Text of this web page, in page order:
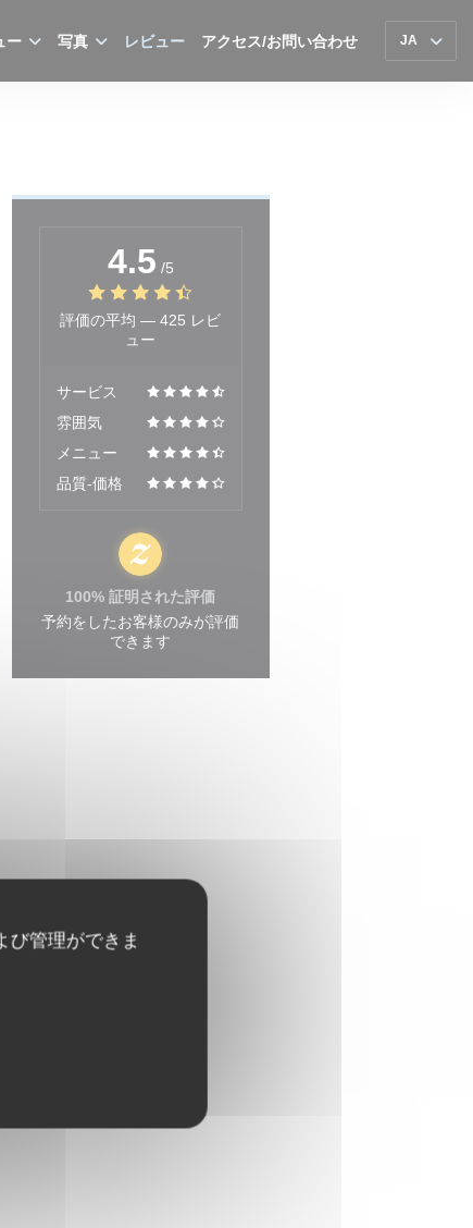
び管理ができま
ー 写真 レビュー アクセス/お問い合わせ JA
4.5 /5
評価の平均 —425 レビ
ュー
サービス
雰囲気
メニュー
品質-価格
100% 証明された評価
予約をしたお客様のみが評価
できます